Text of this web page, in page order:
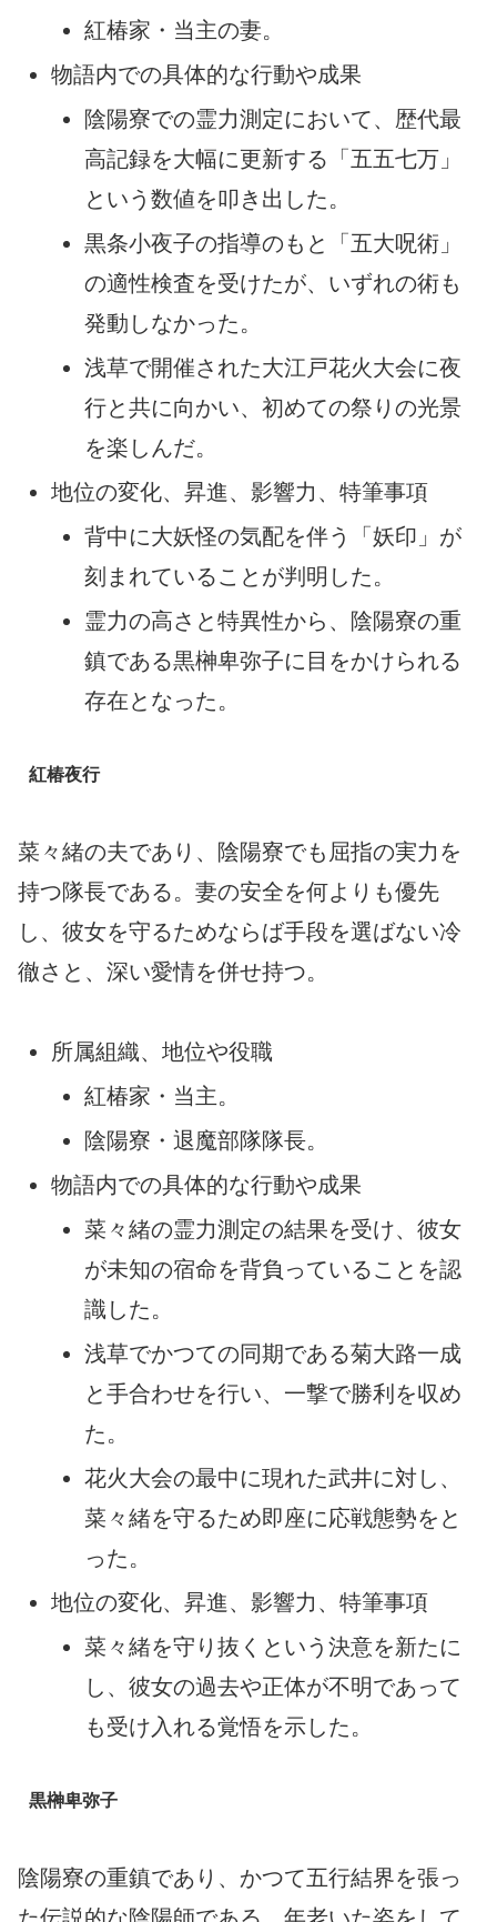
紅椿家・当主の妻。
物語内での具体的な行動や成果
陰陽寮での霊力測定において、歴代最
高記録を大幅に更新する「五五七万」
という数値を叩き出した。
黒条小夜子の指導のもと「五大呪術」
の適性検査を受けたが、いずれの術も
発動しなかった。
浅草で開催された大江戸花火大会に夜
行と共に向かい、初めての祭りの光景
を楽しんだ。
地位の変化、昇進、影響力、特筆事項
背中に大妖怪の気配を伴う「妖印」が
刻まれていることが判明した。
霊力の高さと特異性から、陰陽寮の重
鎮である黒榊卑弥子に目をかけられる
存在となった。
紅椿夜行
菜々緒の夫であり、陰陽寮でも屈指の実力を
持つ隊長である。妻の安全を何よりも優先
し、彼女を守るためならば手段を選ばない冷
徹さと、深い愛情を併せ持つ。
所属組織、地位や役職
紅椿家・当主。
陰陽寮・退魔部隊隊長。
物語内での具体的な行動や成果
菜々緒の霊力測定の結果を受け、彼女
が未知の宿命を背負っていることを認
識した。
浅草でかつての同期である菊大路一成
と手合わせを行い、一撃で勝利を収め
た。
花火大会の最中に現れた武井に対し、
菜々緒を守るため即座に応戦態勢をと
った。
地位の変化、昇進、影響力、特筆事項
菜々緒を守り抜くという決意を新たに
し、彼女の過去や正体が不明であって
も受け入れる覚悟を示した。
黒榊卑弥子
陰陽寮の重鎮であり、かつて五行結界を張っ